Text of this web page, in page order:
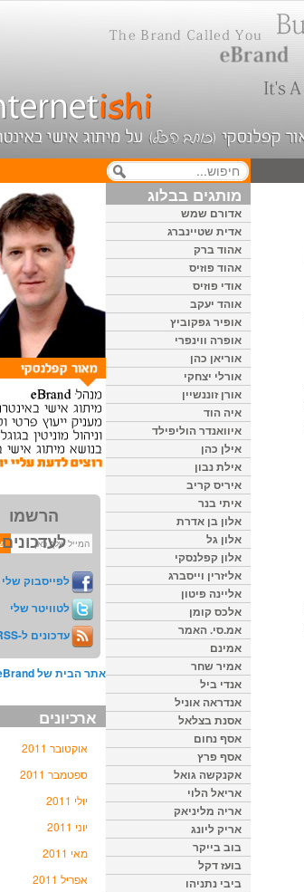
הרשמו
לעדכונים
לפייסבוק שלי
לטוויטר שלי
עדכונים ל-RSS
אתר הבית של eBrand
ארכיונים
אוקטובר 2011
ספטמבר 2011
יולי 2011
יוני 2011
מאי 2011
אפריל 2011
מותגים בבלוג
אדורם שמש
אדית שטיינברג
אהוד ברק
אהוד פוזיס
אודי פוזיס
אוהד יעקב
אופיר גפקוביץ
אופרה ווינפרי
אוריאן כהן
אורלי יצחקי
אורן זוננשיין
איה הוד
איוואנדר הוליפילד
אילן כהן
אילת נבון
איריס קריב
איתי בנר
אלון בן אדרת
אלון גל
אלון קפלנסקי
אליזרין וייסברג
אליינה פיטון
אלכס קומן
אמ.סי. האמר
אמינם
אמיר שחר
אנדי ביל
אנדראה אוניל
אסנת בצלאל
אסף נחום
אסף פרץ
אקנקשה גואל
אריאל הלוי
אריה מליניאק
אריק ליונג
בוב בייקר
בועז דקל
ביבי נתניהו